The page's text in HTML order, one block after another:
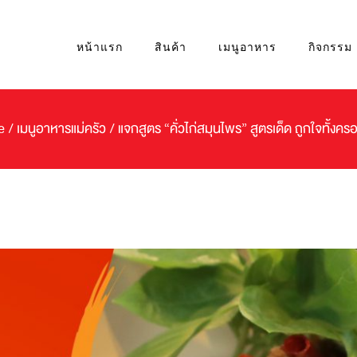
หน้าแรก สินค้า เมนูอาหาร กิจกรรม
/ เมนูอาหารแม่ครัว/ แจกสูตร “คั่วไก่สมุนไพร” สูตรเด็ด ถูกใจทั้งค